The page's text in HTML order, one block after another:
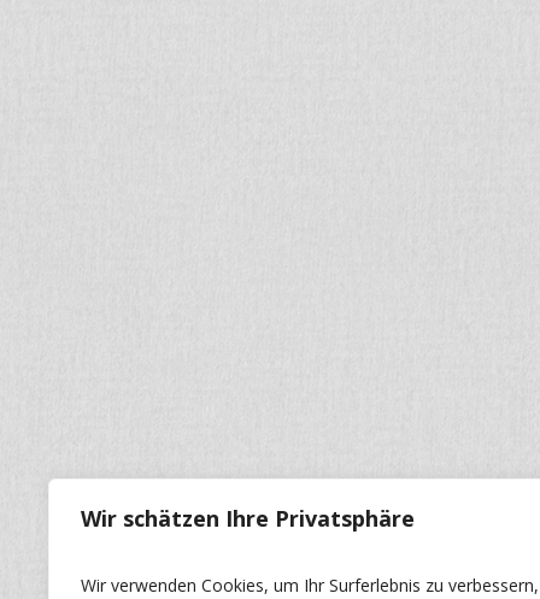
Wir schätzen Ihre Privatsphäre
Wir verwenden Cookies, um Ihr Surferlebnis zu verbessern,